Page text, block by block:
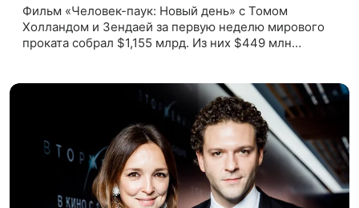
Фильм «Человек-паук: Новый день» с Томом
Холландом и Зендаей за первую неделю мирового
проката собрал $1,155 млрд. Из них $449 млн